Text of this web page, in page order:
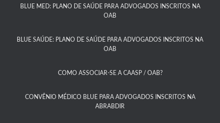
BLUE MED: PLANO DE SAÚDE PARA ADVOGADOS INSCRITOS NA
OAB
BLUE SAÚDE: PLANO DE SAÚDE PARA ADVOGADOS INSCRITOS NA
OAB​
COMO ASSOCIAR-SE A CAASP / OAB?​
CONVÊNIO MÉDICO BLUE PARA ADVOGADOS INSCRITOS NA
ABRABDIR